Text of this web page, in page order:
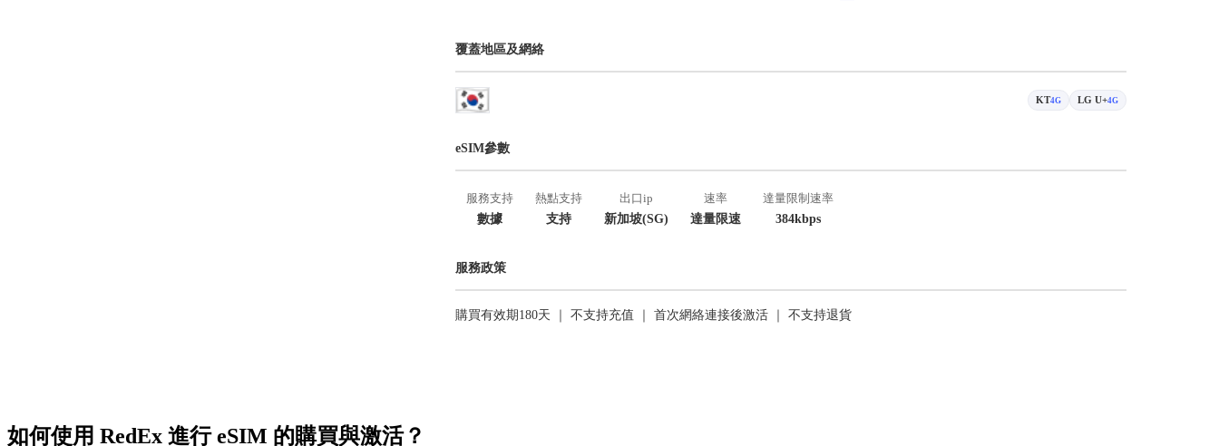
覆蓋地區及網絡
KT4G LG U+4G
eSIM參數
服務支持
數據
熱點支持
支持
出口ip
新加坡(SG)
速率
達量限速
達量限制速率
384kbps
服務政策
購買有效期180天 ｜ 不支持充值 ｜ 首次網絡連接後激活 ｜ 不支持退貨
如何使用 RedEx 進行 eSIM 的購買與激活？